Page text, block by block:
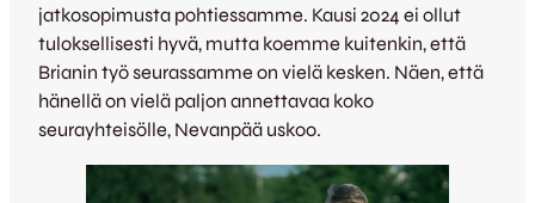
jatkosopimusta pohtiessamme. Kausi 2024 ei ollut
tuloksellisesti hyvä, mutta koemme kuitenkin, että
Brianin työ seurassamme on vielä kesken. Näen, että
hänellä on vielä paljon annettavaa koko
seurayhteisölle, Nevanpää uskoo.